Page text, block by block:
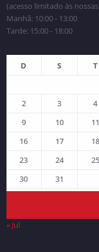
(acesso limitado às
Manhã: 10:00 - 13:00
Tarde: 15:00 - 18:00
D S T
2
3 4
9
10 11
16
17 18
23
24 25
30
31
« Jul